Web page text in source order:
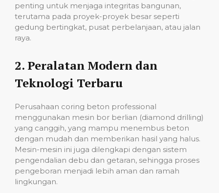
penting untuk menjaga integritas bangunan,
terutama pada proyek-proyek besar seperti
gedung bertingkat, pusat perbelanjaan, atau jalan
raya.
2. Peralatan Modern dan
Teknologi Terbaru
Perusahaan coring beton professional
menggunakan mesin bor berlian (diamond drilling)
yang canggih, yang mampu menembus beton
dengan mudah dan memberikan hasil yang halus.
Mesin-mesin ini juga dilengkapi dengan sistem
pengendalian debu dan getaran, sehingga proses
pengeboran menjadi lebih aman dan ramah
lingkungan.